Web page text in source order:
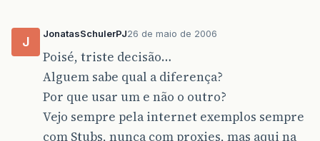
J
JonatasSchulerPJ26 de maio de 2006
Poisé, triste decisão…
Alguem sabe qual a diferença?
Por que usar um e não o outro?
Vejo sempre pela internet exemplos sempre
com Stubs, nunca com proxies, mas aqui na